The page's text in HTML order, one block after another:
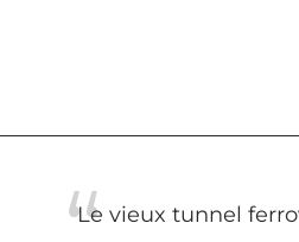
Le vieux tunnel